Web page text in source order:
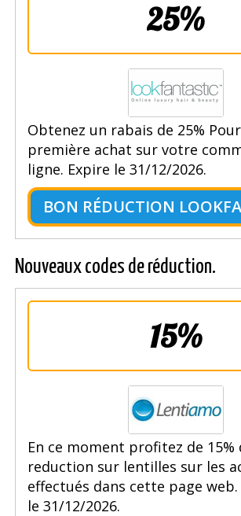
25%
Obtenez un rabais de 25%
première achat sur votre
ligne. Expire le 31/12/2026.
BON RÉDUCTION
Nouveaux codes de réduction.
15%
En ce moment profitez de 15%
reduction sur lentilles sur les
effectués dans cette page web.
le 31/12/2026.